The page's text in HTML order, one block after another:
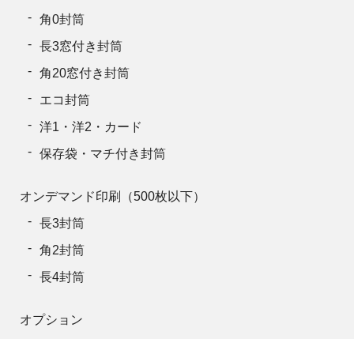
角0封筒
長3窓付き封筒
角20窓付き封筒
エコ封筒
洋1・洋2・カード
保存袋・マチ付き封筒
オンデマンド印刷（500枚以下）
長3封筒
角2封筒
長4封筒
オプション